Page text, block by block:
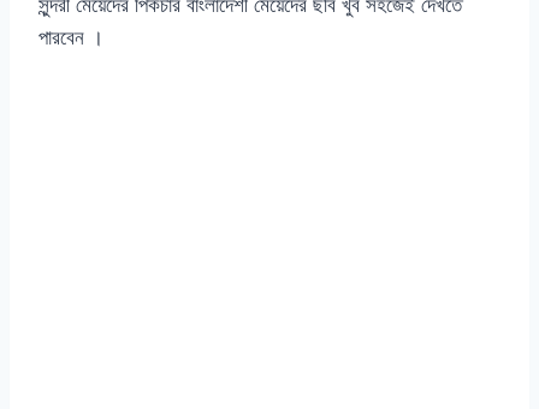
সুন্দরী মেয়েদের পিকচার বাংলাদেশী মেয়েদের ছবি খুব সহজেই দেখতে
পারবেন ।